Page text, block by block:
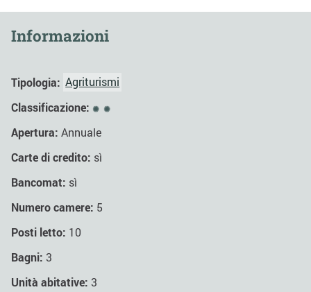
Informazioni
Tipologia: Agriturismi
Classificazione:
Apertura: Annuale
Carte di credito: sì
Bancomat: sì
Numero camere: 5
Posti letto: 10
Bagni: 3
Unità abitative: 3